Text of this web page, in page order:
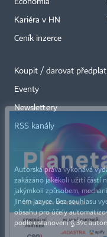
Economia
Kariéra v HN
Ceník inzerce
Koupit / darovat
Eventy
Newslettery
RSS kanály
Autorská práva vykonává
zakázáno jakékoli užití částí
jakýmkoli způsobem,
jiném jazyce. Bez souhlasu
obsahu pro účely
podle ustanovení § 39c